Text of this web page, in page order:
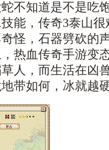
不知道是不是吃
能，传奇3泰山
怪，石器劈砍的
，热血传奇手游
人，而生活在凶
带如何，冰就越